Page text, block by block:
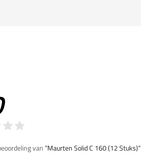
van”Maurten Solid C 160 (12 Stuks)“